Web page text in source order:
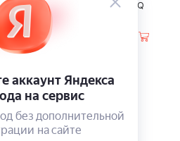
Мобильный телефон BQ
4 990